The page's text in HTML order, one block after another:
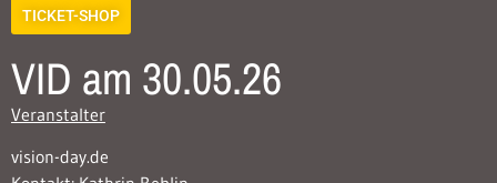
TICKET-SHOP
VID am 30.05.26
Veranstalter
vision-day.de